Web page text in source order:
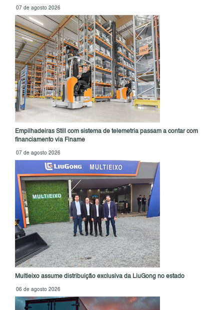
07 de agosto 2026
Empilhadeiras Still com sistema de telemetria passam a contar com
financiamento via Finame
07 de agosto 2026
Multieixo assume distribuição exclusiva da LiuGong no estado
06 de agosto 2026